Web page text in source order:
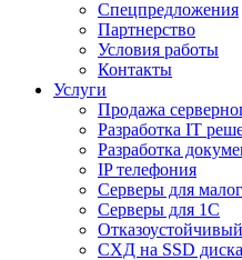
Спецпредложения
Партнерство
Условия работы
Контакты
Услуги
Продажа
Разработка IT
Разработка
IP телефония
Серверы для
Серверы для 1С
СХД на SSD